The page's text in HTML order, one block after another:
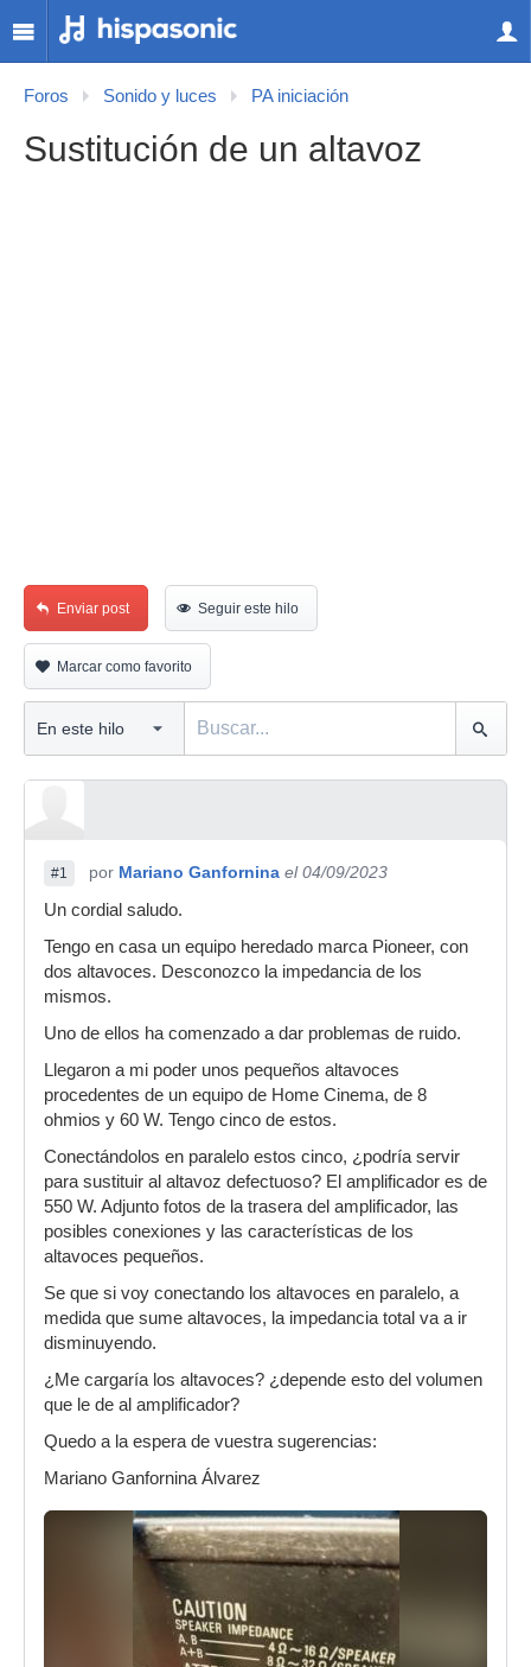
Foros Sonido y luces PA iniciación
Sustitución de un altavoz
Enviar post Seguir este hilo
Marcar como favorito
#1 por Mariano Ganfornina el 04/09/2023
Un cordial saludo.
Tengo en casa un equipo heredado marca Pioneer, con
dos altavoces. Desconozco la impedancia de los
mismos.
Uno de ellos ha comenzado a dar problemas de ruido.
Llegaron a mi poder unos pequeños altavoces
procedentes de un equipo de Home Cinema, de 8
ohmios y 60 W. Tengo cinco de estos.
Conectándolos en paralelo estos cinco, ¿podría servir
para sustituir al altavoz defectuoso? El amplificador es de
550 W. Adjunto fotos de la trasera del amplificador, las
posibles conexiones y las características de los
altavoces pequeños.
Se que si voy conectando los altavoces en paralelo, a
medida que sume altavoces, la impedancia total va a ir
disminuyendo.
¿Me cargaría los altavoces? ¿depende esto del volumen
que le de al amplificador?
Quedo a la espera de vuestra sugerencias:
Mariano Ganfornina Álvarez